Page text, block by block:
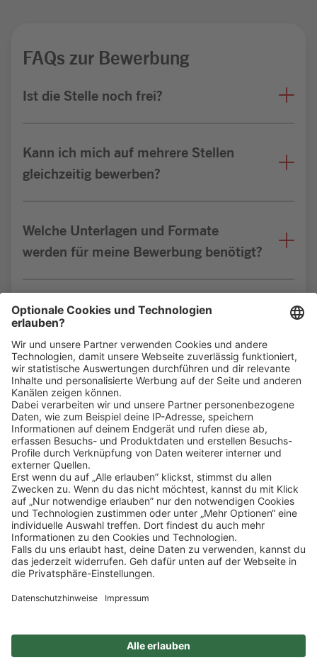
FAQs zur Bewerbung
Ist die Stelle noch frei?
Kann ich mich auf mehrere Stellen
gleichzeitig bewerben?
Welche Unterlagen und Formate
werden für meine Bewerbung benötigt?
Bin ich für die Stelle geeignet?
Klickehier, um alle offenen Jobs zu sehen.
Impressum Datenschutz
Privatsphäre-Einstellungen
FAQ
Veranstaltungen
Sitemap